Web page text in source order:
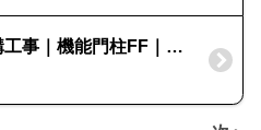
葛城市：外構工事｜機能門柱FF｜カーポート｜プレーンルーフ